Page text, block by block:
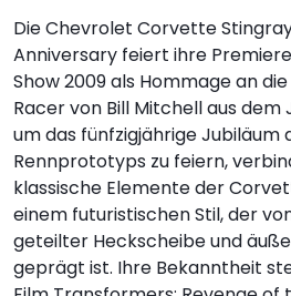
Die Chevrolet Corvette
Anniversary feiert ihre
Show 2009 als Hommage an
Racer von Bill Mitchell aus dem
um das fünfzigjährige Jubiläum
Rennprototyps zu feiern,
klassische Elemente der
einem futuristischen Stil, der
geteilter Heckscheibe und
geprägt ist. Ihre Bekanntheit